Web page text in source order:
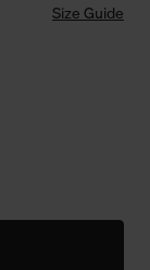
Size Guide